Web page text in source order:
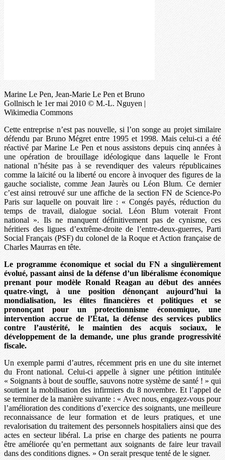
Marine Le Pen, Jean-Marie Le Pen et Bruno
Gollnisch le 1er mai 2010 © M.-L. Nguyen |
Wikimedia Commons
Cette entreprise n’est pas nouvelle, si l’on songe au projet similaire
défendu par Bruno Mégret entre 1995 et 1998. Mais celui-ci a été
réactivé par Marine Le Pen et nous assistons depuis cinq années à
une opération de brouillage idéologique dans laquelle le Front
national n’hésite pas à se revendiquer des valeurs républicaines
comme la laïcité ou la liberté ou encore à invoquer des figures de la
gauche socialiste, comme Jean Jaurès ou Léon Blum. Ce dernier
c’est ainsi retrouvé sur une affiche de la section FN de Science-Po
Paris sur laquelle on pouvait lire : « Congés payés, réduction du
temps de travail, dialogue social. Léon Blum voterait Front
national ». Ils ne manquent définitivement pas de cynisme, ces
héritiers des ligues d’extrême-droite de l’entre-deux-guerres, Parti
Social Français (PSF) du colonel de la Roque et Action française de
Charles Maurras en tête.
Le programme économique et social du FN a singulièrement
évolué, passant ainsi de la défense d’un libéralisme économique
prenant pour modèle Ronald Reagan au début des années
quatre-vingt, à une position dénonçant aujourd’hui la
mondialisation, les élites financières et politiques et se
prononçant pour un protectionnisme économique, une
intervention accrue de l’État, la défense des services publics
contre l’austérité, le maintien des acquis sociaux, le
développement de la demande, une plus grande progressivité
fiscale.
Un exemple parmi d’autres, récemment pris en une du site internet
du Front national. Celui-ci appelle à signer une pétition intitulée
« Soignants à bout de souffle, sauvons notre système de santé ! » qui
soutient la mobilisation des infirmiers du 8 novembre. Et l’appel de
se terminer de la manière suivante : « Avec nous, engagez-vous pour
l’amélioration des conditions d’exercice des soignants, une meilleure
reconnaissance de leur formation et de leurs pratiques, et une
revalorisation du traitement des personnels hospitaliers ainsi que des
actes en secteur libéral. La prise en charge des patients ne pourra
être améliorée qu’en permettant aux soignants de faire leur travail
dans des conditions dignes. » On serait presque tenté de le signer.